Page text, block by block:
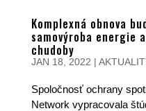
Komplexná obnova
samovýroba energie
chudoby
JAN 18, 2022 |
Spoločnosť ochrany
Network vypracovala